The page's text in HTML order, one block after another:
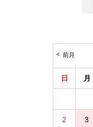
前月
日 月
2 3